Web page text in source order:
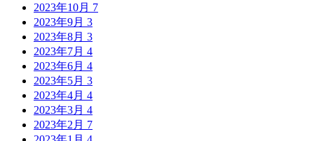
2023年10月 7
2023年9月 3
2023年8月 3
2023年7月 4
2023年6月 4
2023年5月 3
2023年4月 4
2023年3月 4
2023年2月 7